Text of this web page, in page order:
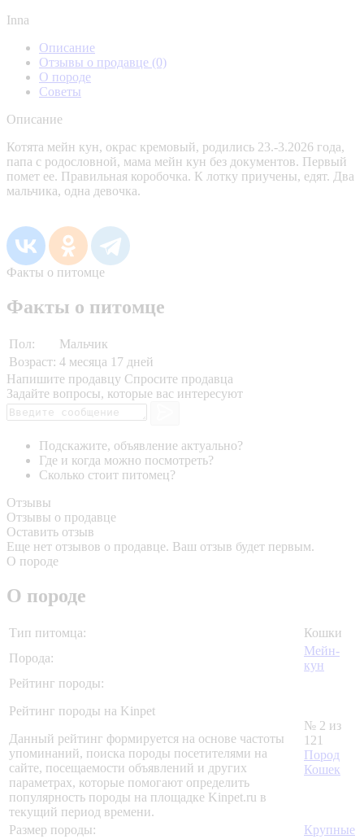
Inna
Описание
Отзывы о продавце (0)
О породе
Советы
Описание
Котята мейн кун, окрас кремовый, родились 23.-3.2026 года,
папа с родословной, мама мейн кун без документов. Первый
помет ее. Правильная коробочка. К лотку приучены, едят. Два
мальчика, одна девочка.
Факты о питомце
Факты о питомце
Пол:
Мальчик
Возраст: 4 месяца 17 дней
Напишите продавцу Спросите продавца
Задайте вопросы, которые вас интересуют
Подскажите, объявление актуально?
Где и когда можно посмотреть?
Сколько стоит питомец?
Отзывы
Отзывы о продавце
Оставить отзыв
Еще нет отзывов о продавце. Ваш отзыв будет первым.
О породе
О породе
Тип питомца:
Кошки
Порода:
Мейн-
кун
Рейтинг породы:
Рейтинг породы на Kinpet
Данный рейтинг формируется на основе частоты
упоминаний, поиска породы посетителями на
сайте, посещаемости объявлений и других
параметрах, которые помогают определить
популярность породы на площадке Kinpet.ru в
текущий период времени.
№ 2 из
121
Пород
Кошек
Размер породы:
Крупные